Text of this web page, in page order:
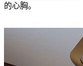
的心胸。